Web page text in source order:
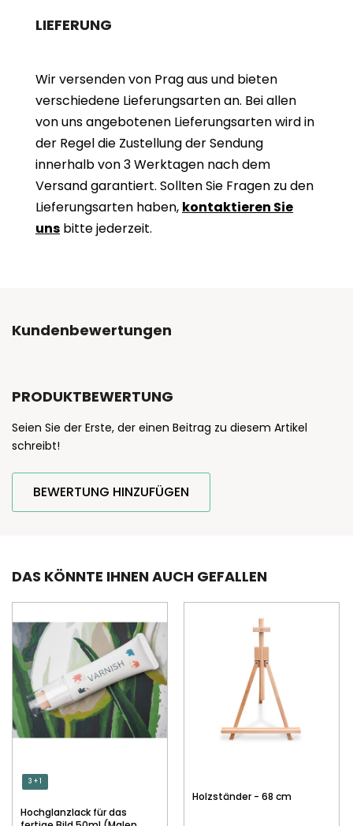
LIEFERUNG
Wir versenden von Prag aus und bieten
verschiedene Lieferungsarten an. Bei allen
von uns angebotenen Lieferungsarten wird in
der Regel die Zustellung der Sendung
innerhalb von 3 Werktagen nach dem
Versand garantiert. Sollten Sie Fragen zu den
Lieferungsarten haben, kontaktieren Sie
uns bitte jederzeit.
Kundenbewertungen
PRODUKTBEWERTUNG
Seien Sie der Erste, der einen Beitrag zu diesem Artikel
schreibt!
BEWERTUNG HINZUFÜGEN
DAS KÖNNTE IHNEN AUCH GEFALLEN
3 + 1
Hochglanzlack für das
Holzständer - 68 cm